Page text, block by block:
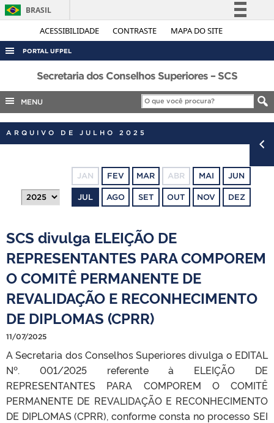
ACESSIBILIDADE CONTRASTE MAPA DO SITE
BRASIL
Simplifique!
Acesso à informação
Legislação
Canais
PORTAL UFPEL
ACESSO À INFORMAÇÃO
AUDITORIA
COBALTO
CONCURSOS
OUVIDORIA
TELEFONES
Secretaria dos Conselhos Superiores – SCS
MENU
ARQUIVO DE JULHO 2025
JAN FEV MAR ABR MAI JUN
JUL AGO SET OUT NOV DEZ
SCS divulga ELEIÇÃO DE
REPRESENTANTES PARA COMPOREM
O COMITÊ PERMANENTE DE
REVALIDAÇÃO E RECONHECIMENTO
DE DIPLOMAS (CPRR)
11/07/2025
A Secretaria dos Conselhos Superiores divulga o EDITAL
Nº. 001/2025 referente à ELEIÇÃO DE
REPRESENTANTES PARA COMPOREM O COMITÊ
PERMANENTE DE REVALIDAÇÃO E RECONHECIMENTO
DE DIPLOMAS (CPRR), conforme consta no processo SEI